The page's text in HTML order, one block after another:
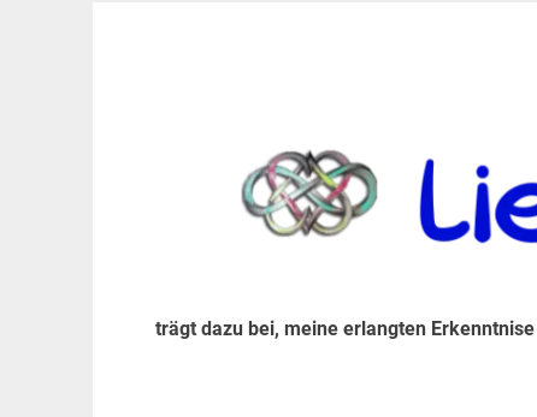
trägt dazu bei, meine erlangten